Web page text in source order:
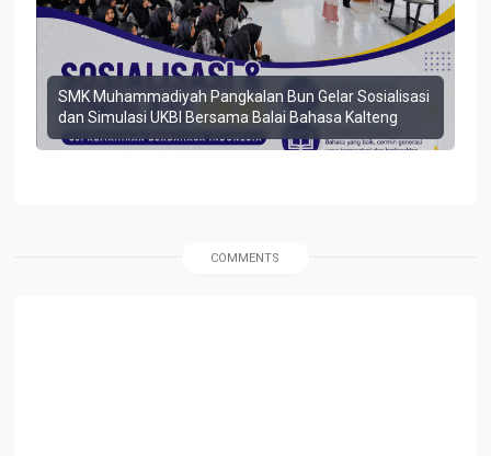
SMK Muhammadiyah Pangkalan Bun Gelar Sosialisasi
dan Simulasi UKBI Bersama Balai Bahasa Kalteng
COMMENTS